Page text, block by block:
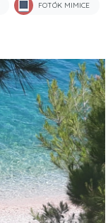
FOTÓK MIMICE